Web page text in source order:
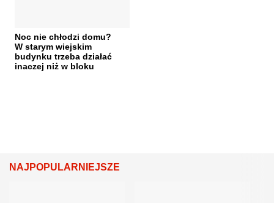
Noc nie chłodzi domu?
W starym wiejskim
budynku trzeba działać
inaczej niż w bloku
NAJPOPULARNIEJSZE